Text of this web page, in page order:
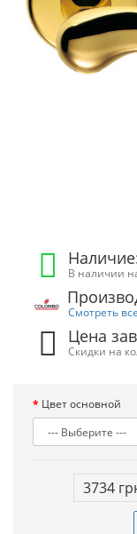
В наличии
Смотреть
Цена
Скидки на
Цвет основной
3734